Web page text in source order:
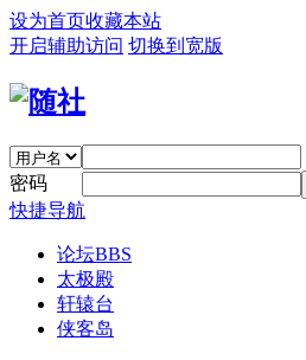
设为首页收藏本站
开启辅助访问 切换到宽版
密码
快捷导航
论坛BBS
太极殿
轩辕台
侠客岛